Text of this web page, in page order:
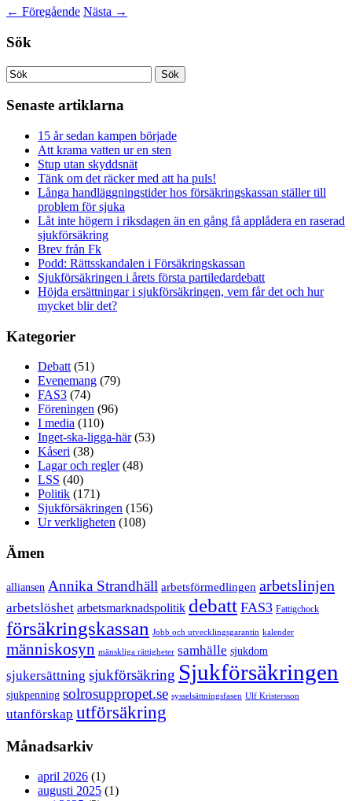
← Föregående Nästa →
Sök
Senaste artiklarna
15 år sedan kampen började
Att krama vatten ur en sten
Stup utan skyddsnät
Tänk om det räcker med att ha puls!
Långa handläggningstider hos försäkringskassan ställer till
problem för sjuka
Låt inte högern i riksdagen än en gång få applådera en raserad
sjukförsäkring
Brev från Fk
Podd: Rättsskandalen i Försäkringskassan
Sjukförsäkringen i årets första partiledardebatt
Höjda ersättningar i sjukförsäkringen, vem får det och hur
mycket blir det?
Kategorier
Debatt(51)
Evenemang (79)
FAS3 (74)
Föreningen (96)
I media (110)
Inget-ska-ligga-här(53)
Kåseri (38)
Lagar och regler(48)
LSS (40)
Politik (171)
Sjukförsäkringen (156)
Ur verkligheten (108)
Ämen
alliansen Annika Strandhäll arbetsförmedlingen arbetslinjen
arbetslöshet arbetsmarknadspolitik debatt FAS3 Fattigchock
försäkringskassan Jobb och utvecklingsgarantin kalender
människosyn mänskliga rättigheter samhälle sjukdom
sjukersättning sjukförsäkring Sjukförsäkringen
sjukpenning solrosuppropet.se sysselsättningsfasen Ulf Kristersson
utanförskap utförsäkring
Månadsarkiv
april 2026 (1)
augusti 2025 (1)